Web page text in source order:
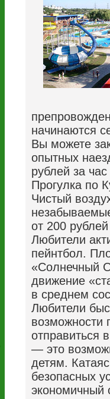
начинаются
Вы можете
опытных
рублей за
Прогулка по
Чистый
от 200
Любители
пейнтбол.
«Солнечный
движение
в среднем
Любители
возможности
отправиться
— это
детям.
безопасных
экономичный